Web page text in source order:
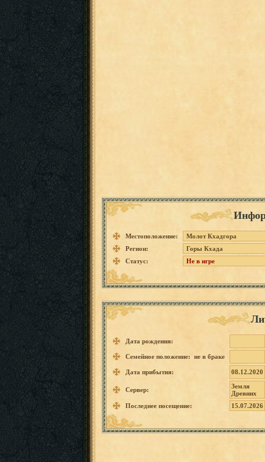
Местоположение:
Молот Кхадгора
Регион:
Горы Кхада
Статус:
Не в игре
Дата рождения:
Семейное положение: не в браке
Дата прибытия: 08.12.2020
Сервер:
Земля
Древних
Последнее посещение:
15.07.2026